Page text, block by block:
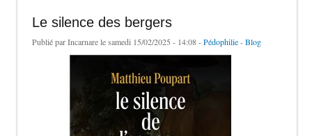
Le silence des bergers
Publié parIncarnarele samedi 15/02/2025 - 14:08 -Pédophilie-Blog